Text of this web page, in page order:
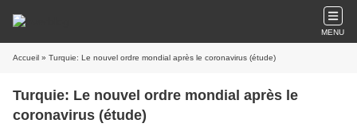
MENU
Accueil » Turquie: Le nouvel ordre mondial après le coronavirus (étude)
Turquie: Le nouvel ordre mondial après le
coronavirus (étude)